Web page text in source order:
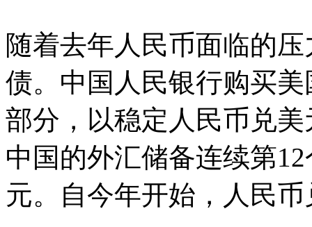
随着去年人民币面临的
债。中国人民银行购买
部分，以稳定人民币兑
中国的外汇储备连续第
元。自今年开始，人民